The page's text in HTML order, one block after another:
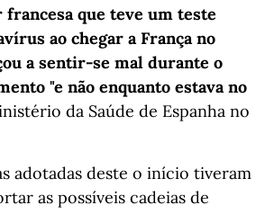
que teve um teste
ao chegar a França no
a sentir-se mal durante o
"e não enquanto estava no
da Saúde de Espanha no
adotadas deste o início tiveram
as possíveis cadeias de